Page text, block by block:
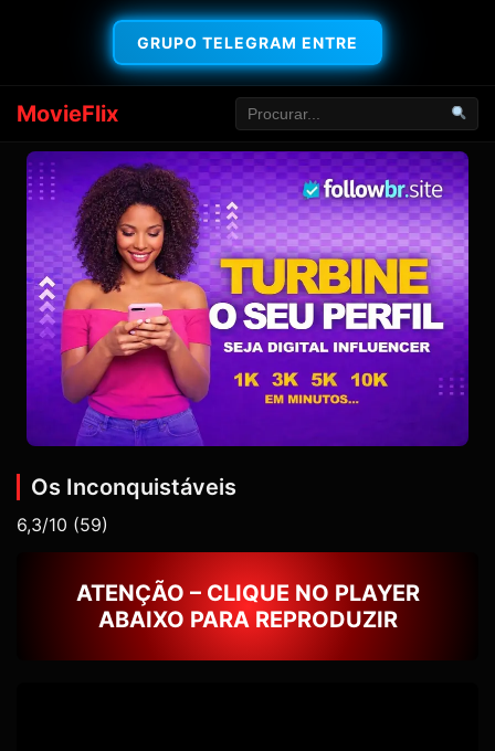
GRUPO TELEGRAM ENTRE
MovieFlix
Os Inconquistáveis
6,3/10 (59)
ATENÇÃO – CLIQUE NO PLAYER
ABAIXO PARA REPRODUZIR